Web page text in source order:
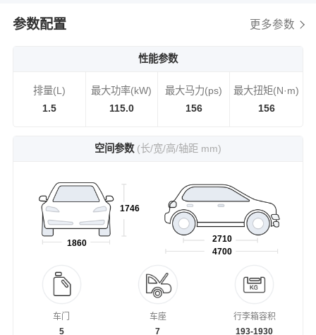
参数配置 更多参数
性能参数
排量(L)
1.5
最大功率(kW)
115.0
最大马力(ps)
156
最大扭矩(N·m)
156
空间参数 (长/宽/高/轴距 mm)
1860
1746
4700
2710
车门
5
车座
7
行李箱容积
193-1930